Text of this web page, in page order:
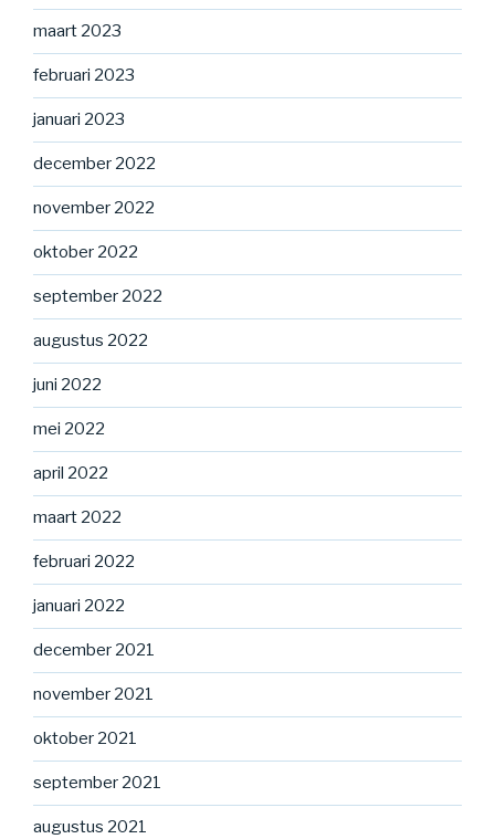
maart 2023
februari 2023
januari 2023
december 2022
november 2022
oktober 2022
september 2022
augustus 2022
juni 2022
mei 2022
april 2022
maart 2022
februari 2022
januari 2022
december 2021
november 2021
oktober 2021
september 2021
augustus 2021